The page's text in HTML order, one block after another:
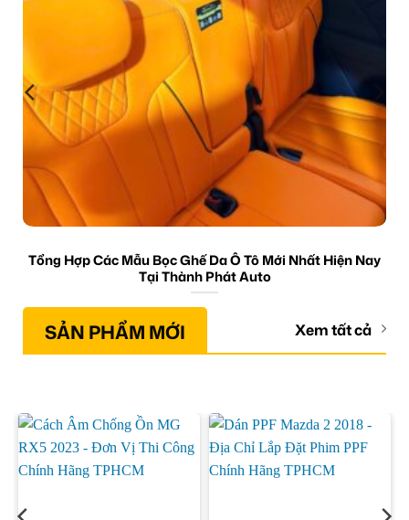
Tổng Hợp Các Mẫu Bọc Ghế Da Ô Tô Mới Nhất Hiện Nay
Tại Thành Phát Auto
SẢN PHẨM MỚI Xem tất cả